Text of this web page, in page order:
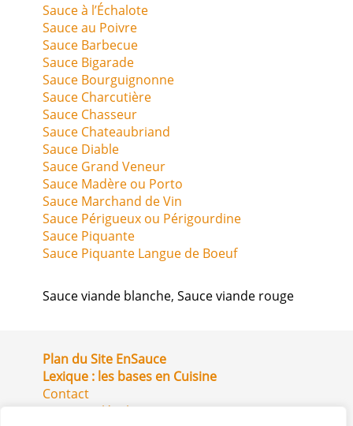
Sauce à l’Échalote
Sauce au Poivre
Sauce Barbecue
Sauce Bigarade
Sauce Bourguignonne
Sauce Charcutière
Sauce Chasseur
Sauce Chateaubriand
Sauce Diable
Sauce Grand Veneur
Sauce Madère ou Porto
Sauce Marchand de Vin
Sauce Périgueux ou Périgourdine
Sauce Piquante
Sauce Piquante Langue de Boeuf
Sauce viande blanche, Sauce viande rouge
Plan du Site EnSauce
Lexique : les bases en Cuisine
Contact
Mentions légales